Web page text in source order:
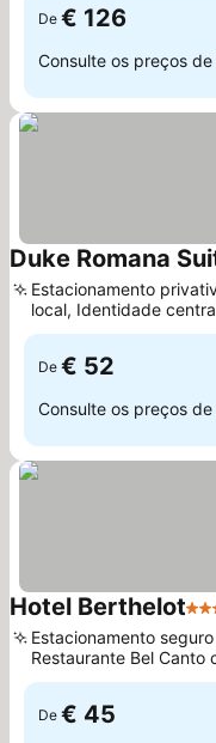
De € 126
Consulte os preços de
Duke Romana
Estacionamento
local, Identidade
Romana
De € 52
Consulte os preços de
Hotel Berthelot4
Estacionamento
Restaurante Bel Canto
ao vivo
De € 45